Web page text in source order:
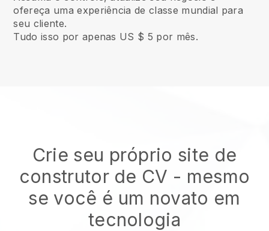
ofereça uma experiência de classe mundial para
seu cliente.
Tudo isso por apenas US $ 5 por mês.
Crie seu próprio site de
construtor de CV - mesmo
se você é um novato em
tecnologia